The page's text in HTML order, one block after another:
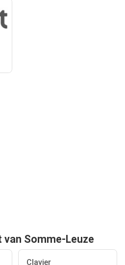
Somme-Leuze
Clavier